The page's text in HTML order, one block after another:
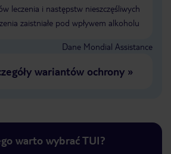
leczenia i następstw nieszczęśliwych
zaistniałe pod wpływem alkoholu
Dane Mondial Assistance
wariantów ochrony»
warto wybrać TUI?